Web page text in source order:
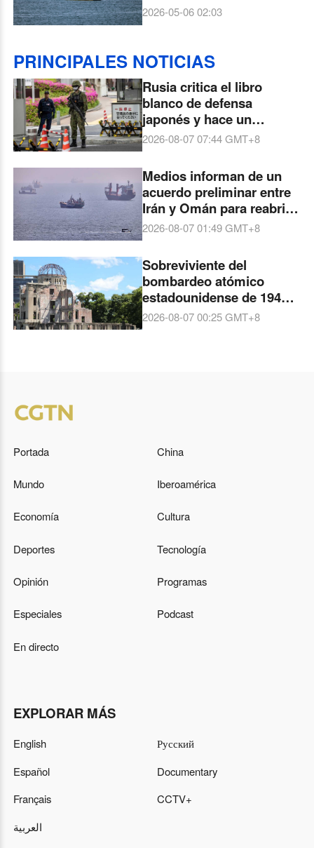
estrecho de Ormuz
2026-05-06 02:03
PRINCIPALES NOTICIAS
Rusia critica el libro
blanco de defensa
japonés y hace un
llamado a preservar la
2026-08-07 07:44GMT+8
Medios informan de un
acuerdo preliminar entre
Irán y Omán para reabrir
el estrecho de Ormuz
2026-08-07 01:49GMT+8
Sobreviviente del
bombardeo atómico
estadounidense de 1945
en Hiroshima dice que
2026-08-07 00:25GMT+8
Portada China
Mundo Iberoamérica
Economía Cultura
Deportes Tecnología
Opinión Programas
Especiales Podcast
En directo
EXPLORAR MÁS
English
Español
Français
العربية
Русский
Documentary
CCTV+